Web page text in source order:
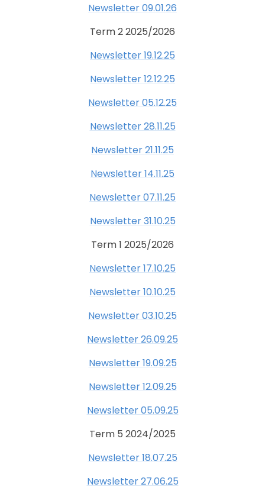
Newsletter 09.01.26
Term 2 2025/2026
Newsletter 19.12.25
Newsletter 12.12.25
Newsletter 05.12.25
Newsletter 28.11.25
Newsletter 21.11.25
Newsletter 14.11.25
Newsletter 07.11.25
Newsletter 31.10.25
Term 1 2025/2026
Newsletter 17.10.25
Newsletter 10.10.25
Newsletter 03.10.25
Newsletter 26.09.25
Newsletter 19.09.25
Newsletter 12.09.25
Newsletter 05.09.25
Term 5 2024/2025
Newsletter 18.07.25
Newsletter 27.06.25